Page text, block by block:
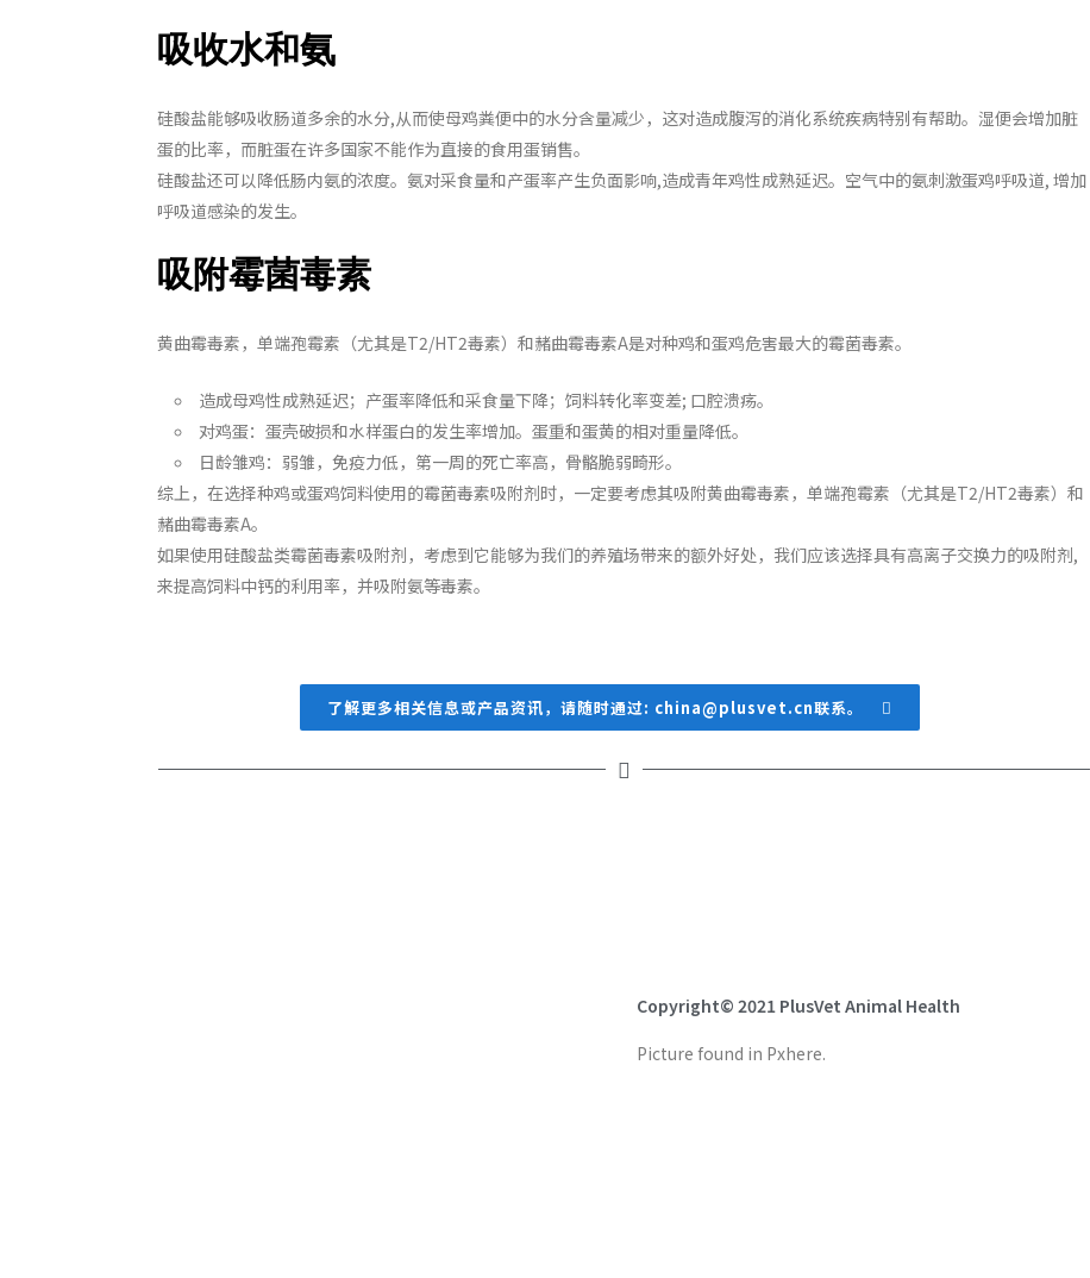
吸收水和氨
硅酸盐能够吸收肠道多余的水分,从而使母鸡粪便中的水分含量减少，这对造成腹泻的消化系统疾病特别有帮助。湿便会增加脏
蛋的比率，而脏蛋在许多国家不能作为直接的食用蛋销售。
硅酸盐还可以降低肠内氨的浓度。氨对采食量和产蛋率产生负面影响,造成青年鸡性成熟延迟。空气中的氨刺激蛋鸡呼吸道, 增加
呼吸道感染的发生。
吸附霉菌毒素
黄曲霉毒素，单端孢霉素（尤其是T2/HT2毒素）和赭曲霉毒素A是对种鸡和蛋鸡危害最大的霉菌毒素。
造成母鸡性成熟延迟；产蛋率降低和采食量下降；饲料转化率变差; 口腔溃疡。
对鸡蛋：蛋壳破损和水样蛋白的发生率增加。蛋重和蛋黄的相对重量降低。
日龄雏鸡：弱雏，免疫力低，第一周的死亡率高，骨骼脆弱畸形。
综上，在选择种鸡或蛋鸡饲料使用的霉菌毒素吸附剂时，一定要考虑其吸附黄曲霉毒素，单端孢霉素（尤其是T2/HT2毒素）和
赭曲霉毒素A。
如果使用硅酸盐类霉菌毒素吸附剂，考虑到它能够为我们的养殖场带来的额外好处，我们应该选择具有高离子交换力的吸附剂,
来提高饲料中钙的利用率，并吸附氨等毒素。
了解更多相关信息或产品资讯，请随时通过: china@plusvet.cn联系。
Copyright© 2021 PlusVet Animal Health
Picture found in Pxhere.